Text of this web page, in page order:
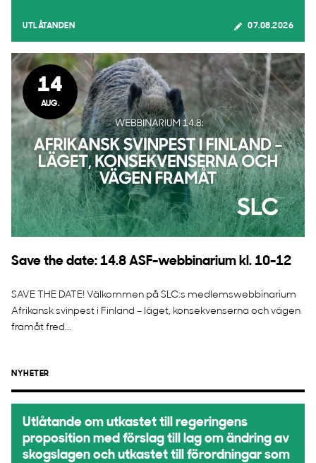
UTLÅTANDEN 07.08.2026
14
AUG.
Save the date: 14.8 ASF-webbinarium kl. 10-12
SAVE THE DATE! Välkommen på SLC:s medlemswebbinarium
Afrikansk svinpest i Finland – läget, konsekvenserna och vägen
framåt fred...
NYHETER
Utlåtande om utkastet till regeringens
proposition med förslag till lag om ändring av
skogslagen och utkastet till förordningar som